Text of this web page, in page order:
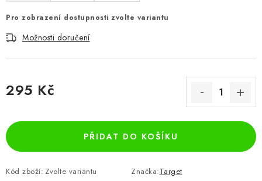
Pro zobrazení dostupnosti zvolte variantu
Možnosti doručení
295 Kč
PŘIDAT DO KOŠÍKU
Kód zboží: Zvolte variantu Značka:Target